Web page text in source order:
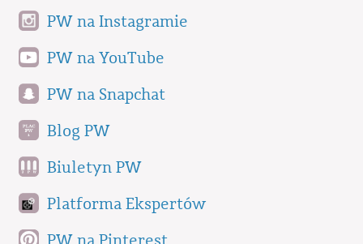
PW na Instagramie
PW na YouTube
PW na Snapchat
Blog PW
Biuletyn PW
Platforma Ekspertów